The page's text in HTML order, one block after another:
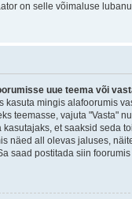
on selle võimaluse
uue teema või
kasuta mingis alafoorumis
teemasse, vajuta "Vasta"
et saaksid seda
näed all olevas jaluses,
saad postitada siin